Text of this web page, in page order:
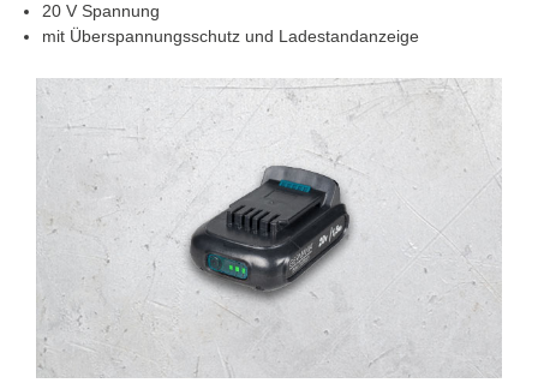
20 V Spannung
mit Überspannungsschutz und Ladestandanzeige